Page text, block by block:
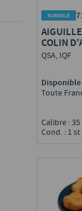
COLIN
FISH'N
QSA, IQF
Toute
Calibre : 35
Cond. : 1 st